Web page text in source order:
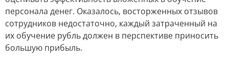
персонала денег. Оказалось, восторженных отзывов
сотрудников недостаточно, каждый затраченный на
их обучение рубль должен в перспективе приносить
большую прибыль.